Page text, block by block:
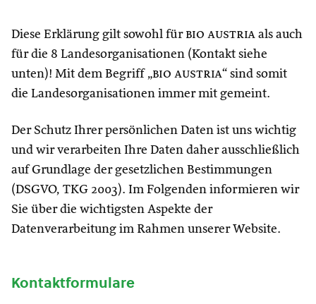
Diese Erklärung gilt sowohl für bio austria als auch
für die 8 Landesorganisationen (Kontakt siehe
unten)! Mit dem Begriff „bio austria“ sind somit
die Landesorganisationen immer mit gemeint.
Der Schutz Ihrer persönlichen Daten ist uns wichtig
und wir verarbeiten Ihre Daten daher ausschließlich
auf Grundlage der gesetzlichen Bestimmungen
(DSGVO, TKG 2003). Im Folgenden informieren wir
Sie über die wichtigsten Aspekte der
Datenverarbeitung im Rahmen unserer Website.
Kontaktformulare